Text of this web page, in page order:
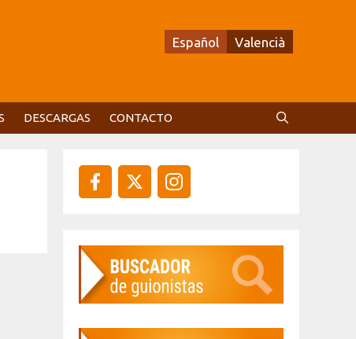
Español Valencià
DESCARGAS CONTACTO